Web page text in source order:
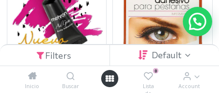
Filters Default
Inicio Buscar
0
Lista
Account
RACHEL DUO ADHESIVO PARA PESTAÑAS OBSCURO 12-M